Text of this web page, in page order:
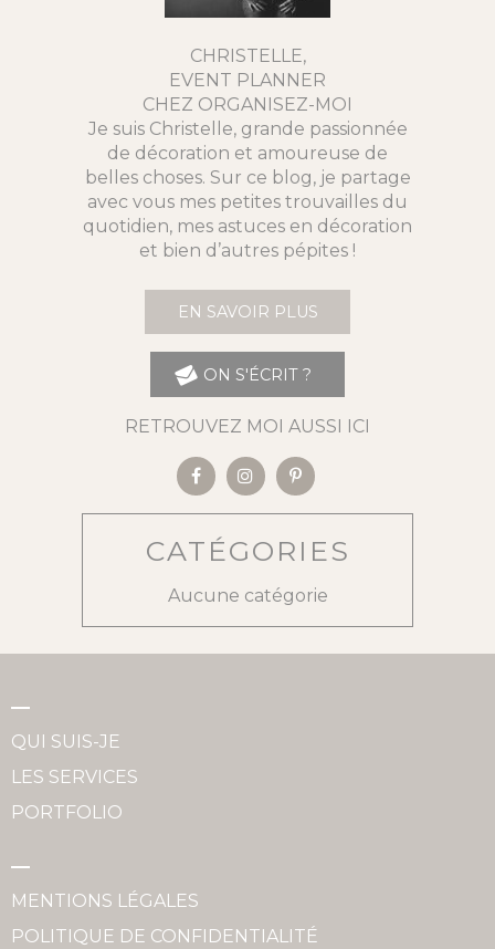
CHRISTELLE,
EVENT PLANNER
CHEZ ORGANISEZ-MOI
Je suis Christelle, grande passionnée
de décoration et amoureuse de
belles choses. Sur ce blog, je partage
avec vous mes petites trouvailles du
quotidien, mes astuces en décoration
et bien d’autres pépites !
EN SAVOIR PLUS
ON S'ÉCRIT ?
RETROUVEZ MOI AUSSI ICI
CATÉGORIES
Aucune catégorie
QUI SUIS-JE
LES SERVICES
PORTFOLIO
MENTIONS LÉGALES
POLITIQUE DE CONFIDENTIALITÉ